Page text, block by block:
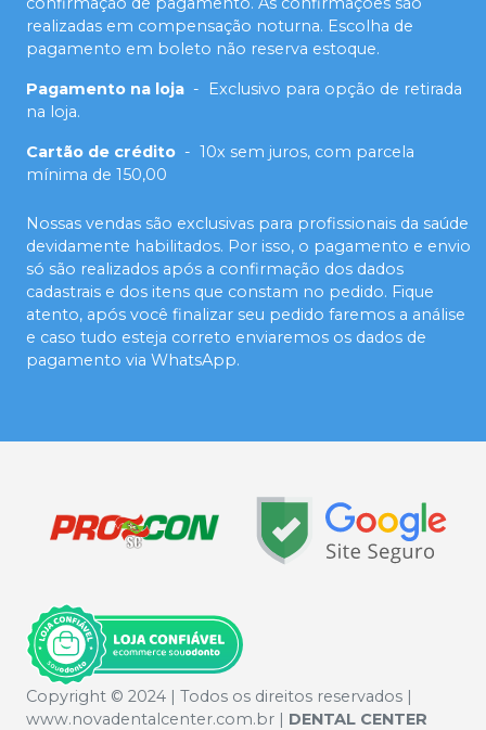
realizadas em compensação noturna. Escolha de
pagamento em boleto não reserva estoque.
Pagamento na loja -
Exclusivo para opção de retirada
na loja.
Cartão de crédito - 10x sem juros, com parcela
mínima de 150,00
Nossas vendas são exclusivas para profissionais da saúde
devidamente habilitados. Por isso, o pagamento e envio
só são realizados após a confirmação dos dados
cadastrais e dos itens que constam no pedido. Fique
atento, após você finalizar seu pedido faremos a análise
e caso tudo esteja correto enviaremos os dados de
pagamento via WhatsApp.
Copyright © 2024 | Todos os direitos reservados |
www.novadentalcenter.com.br | DENTAL CENTER